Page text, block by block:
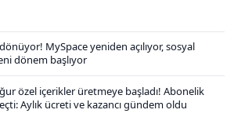
MySpace yeniden açılıyor, sosyal
dönem başlıyor
özel içerikler üretmeye başladı! Abonelik
Aylık ücreti ve kazancı gündem oldu